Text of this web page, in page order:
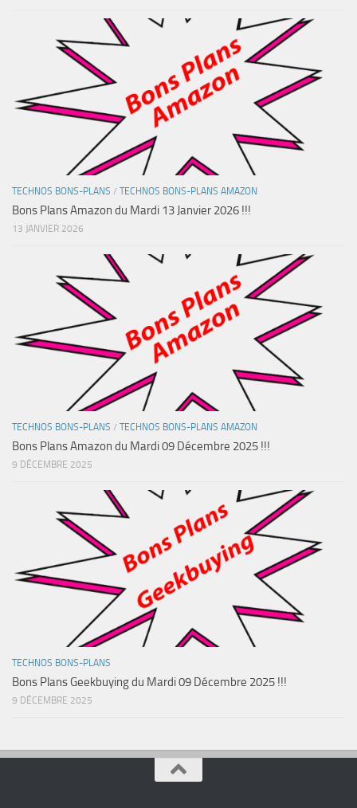
TECHNOS BONS-PLANS / TECHNOS BONS-PLANS AMAZON
Bons Plans Amazon du Mardi 13 Janvier 2026 !!!
13 JANVIER 2026
TECHNOS BONS-PLANS / TECHNOS BONS-PLANS AMAZON
Bons Plans Amazon du Mardi 09 Décembre 2025 !!!
9 DÉCEMBRE 2025
TECHNOS BONS-PLANS
Bons Plans Geekbuying du Mardi 09 Décembre 2025 !!!
9 DÉCEMBRE 2025